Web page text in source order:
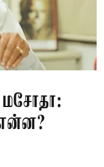
என்ன?